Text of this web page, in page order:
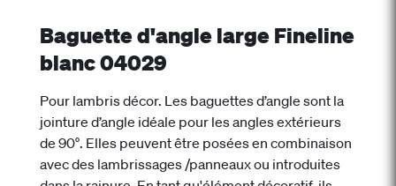
Baguette d'angle large Fineline
blanc 04029
Pour lambris décor. Les baguettes d’angle sont la
jointure d’angle idéale pour les angles extérieurs
de 90°. Elles peuvent être posées en combinaison
avec des lambrissages /panneaux ou introduites